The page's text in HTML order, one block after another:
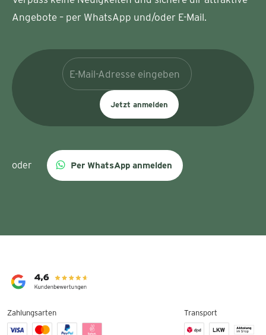
Angebote – per WhatsApp und/oder E-Mail.
Jetzt anmelden
oder Per WhatsApp anmelden
Zahlungsarten Transport